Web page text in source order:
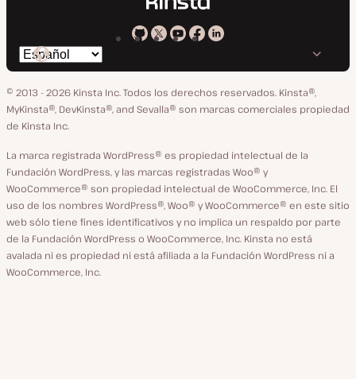
Kinsta
GitHub
Kinsta
X
Kinsta
YouTube
Kinsta
Facebook
Kinsta
LinkedIn
Cambiar
idioma
© 2013 - 2026 Kinsta Inc. Todos los derechos reservados. Kinsta®,
MyKinsta®, DevKinsta®, and Sevalla® son marcas comerciales propiedad
de Kinsta Inc.
La marca registrada WordPress® es propiedad intelectual de la
Fundación WordPress, y las marcas registradas Woo® y
WooCommerce® son propiedad intelectual de WooCommerce, Inc. El
uso de los nombres WordPress®, Woo® y WooCommerce® en este sitio
web sólo tiene fines identificativos y no implica un respaldo por parte
de la Fundación WordPress o WooCommerce, Inc. Kinsta no está
avalada ni es propiedad ni está afiliada a la Fundación WordPress ni a
WooCommerce, Inc.